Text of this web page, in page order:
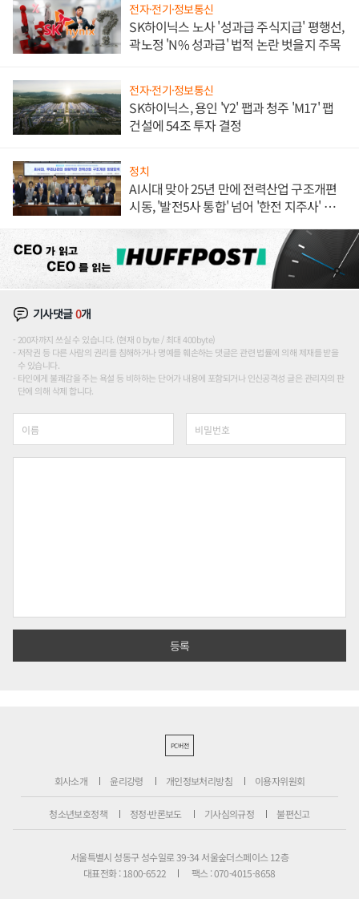
전자·전기·정보통신
SK하이닉스 노사 '성과급 주식지급' 평행선,
곽노정 'N% 성과급' 법적 논란 벗을지 주목
전자·전기·정보통신
SK하이닉스, 용인 'Y2' 팹과 청주 'M17' 팹
건설에 54조 투자 결정
정치
AI시대 맞아 25년 만에 전력산업 구조개편
시동, '발전5사 통합' 넘어 '한전 지주사' 재편
기사댓글0개
200자까지 쓰실 수 있습니다. (현재 0 byte / 최대 400byte)
저작권 등 다른 사람의 권리를 침해하거나 명예를 훼손하는 댓글은 관련 법률에 의해 제재를 받을
수 있습니다.
타인에게 불쾌감을 주는 욕설 등 비하하는 단어가 내용에 포함되거나 인신공격성 글은 관리자의 판
단에 의해 삭제 합니다.
PC버전
회사소개 윤리강령 개인정보처리방침 이용자위원회
청소년보호정책 정정·반론보도 기사심의규정 불편신고
서울특별시 성동구 성수일로 39-34 서울숲더스페이스 12층
대표전화 : 1800-6522
팩스 : 070-4015-8658